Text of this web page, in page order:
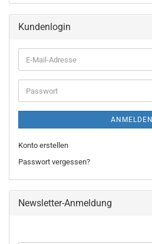
Kundenlogin
E-
Mail-
Adresse
Passwort
ANMELDEN
Konto erstellen
Passwort vergessen?
Newsletter-Anmeldung